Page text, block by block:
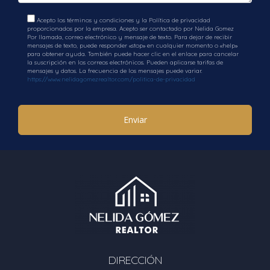
Acepto los términos y condiciones y la Política de privacidad
proporcionados por la empresa. Acepto ser contactado por Nelida Gomez
Por llamada, correo electrónico y mensaje de texto. Para dejar de recibir
mensajes de texto, puede responder «stop» en cualquier momento o «help»
para obtener ayuda. También puede hacer clic en el enlace para cancelar
la suscripción en los correos electrónicos. Pueden aplicarse tarifas de
mensajes y datos. La frecuencia de los mensajes puede variar.
https://www.nelidagomezrealtor.com/politica-de-privacidad
Enviar
DIRECCIÓN